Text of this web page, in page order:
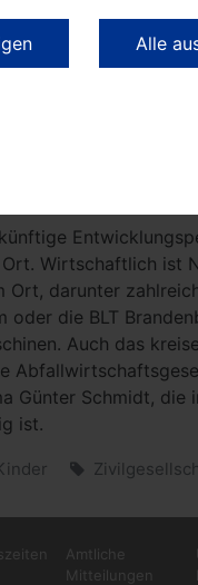
Alle
versichert
Gießpatenschaften,
wir nicht nur der
voraus. Und
die Kernstadt und
diese
Wirtschaftlich ist
Ort, darunter
die BLT
Auch das
Günter Schmidt, die
ist.
Amtliche
Mitteilungen